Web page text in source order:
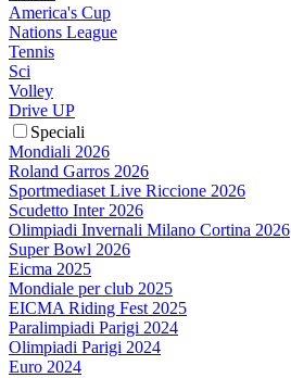
America's Cup
Nations League
Tennis
Sci
Volley
Drive UP
Speciali
Mondiali 2026
Roland Garros 2026
Sportmediaset Live Riccione 2026
Scudetto Inter 2026
Olimpiadi Invernali Milano Cortina 2026
Super Bowl 2026
Eicma 2025
Mondiale per club 2025
EICMA Riding Fest 2025
Paralimpiadi Parigi 2024
Olimpiadi Parigi 2024
Euro 2024